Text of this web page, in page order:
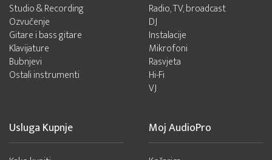
Studio & Recording
Ozvučenje
Gitare i bass gitare
Klavijature
Bubnjevi
Ostali instrumenti
Radio, TV, broadcast
DJ
Instalacije
Mikrofoni
Rasvjeta
Hi-Fi
VJ
Usluga Kupnje Moj AudioPro